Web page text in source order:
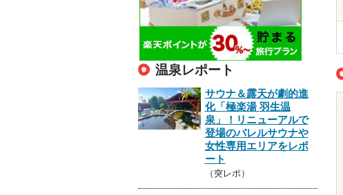
温泉レポート
サウナ＆露天が劇的進
化「極楽湯 羽生温
泉」！リニューアルで
登場のバレルサウナや
女性専用エリアをレポ
ート
（突レポ）